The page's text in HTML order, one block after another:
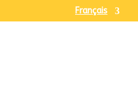
Français